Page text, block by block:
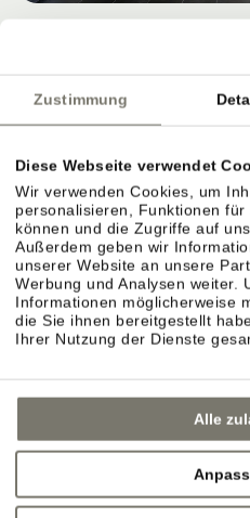
Zustimmung
Diese Webseite verwendet
Wir verwenden Cookies, um
personalisieren, Funktionen
können und die Zugriffe auf
Außerdem geben wir
unserer Website an unsere
Werbung und Analysen weiter.
Informationen möglicherweise
die Sie ihnen bereitgestellt
Ihrer Nutzung der Dienste
Alle